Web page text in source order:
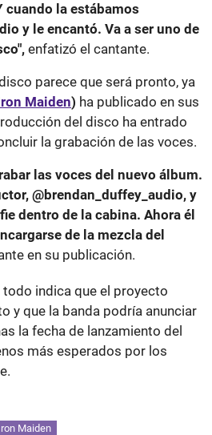
cuando la estábamos
y le encantó. Va a ser uno de
enfatizó el cantante.
parece que será pronto, ya
Maiden) ha publicado en sus
del disco ha entrado
la grabación de las voces.
las voces del nuevo álbum.
@brendan_duffey_audio, y
dentro de la cabina. Ahora él
de la mezcla del
en su publicación.
indica que el proyecto
y que la banda podría anunciar
la fecha de lanzamiento del
más esperados por los
Maiden